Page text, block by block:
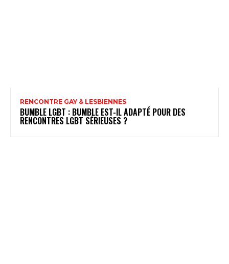
RENCONTRE GAY & LESBIENNES
BUMBLE LGBT : BUMBLE EST-IL ADAPTÉ POUR DES
RENCONTRES LGBT SÉRIEUSES ?